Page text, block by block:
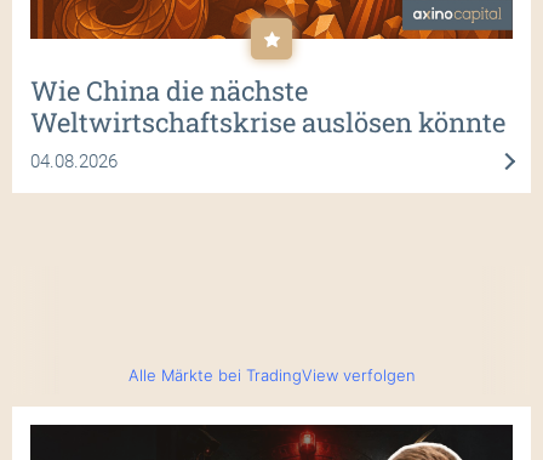
04.08.2026
Wie China die nächste
Weltwirtschaftskrise auslösen könnte
Alle Märkte bei TradingView verfolgen